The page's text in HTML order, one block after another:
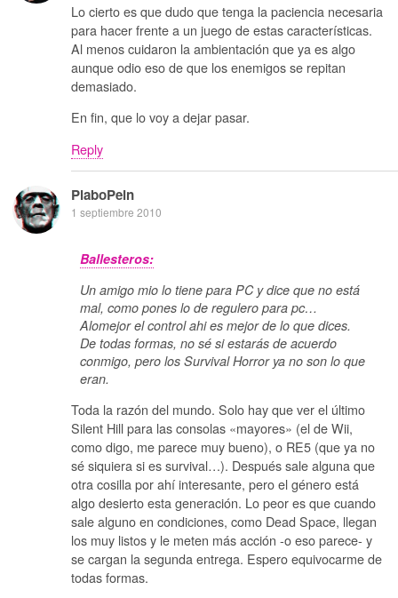
Lo cierto es que dudo que tenga la paciencia necesaria
para hacer frente a un juego de estas características.
Al menos cuidaron la ambientación que ya es algo
aunque odio eso de que los enemigos se repitan
demasiado.
En fin, que lo voy a dejar pasar.
Reply
PlaboPein
1 septiembre 2010
Ballesteros:
Un amigo mio lo tiene para PC y dice que no está
mal, como pones lo de regulero para pc…
Alomejor el control ahi es mejor de lo que dices.
De todas formas, no sé si estarás de acuerdo
conmigo, pero los Survival Horror ya no son lo que
eran.
Toda la razón del mundo. Solo hay que ver el último
Silent Hill para las consolas «mayores» (el de Wii,
como digo, me parece muy bueno), o RE5 (que ya no
sé siquiera si es survival…). Después sale alguna que
otra cosilla por ahí interesante, pero el género está
algo desierto esta generación. Lo peor es que cuando
sale alguno en condiciones, como Dead Space, llegan
los muy listos y le meten más acción -o eso parece- y
se cargan la segunda entrega. Espero equivocarme de
todas formas.